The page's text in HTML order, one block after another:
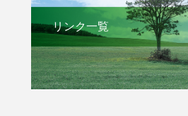
リンク一覧